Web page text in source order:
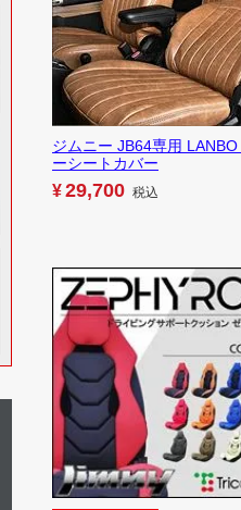
ジムニー JB64専用
ーシートカバー
¥29,700 税込